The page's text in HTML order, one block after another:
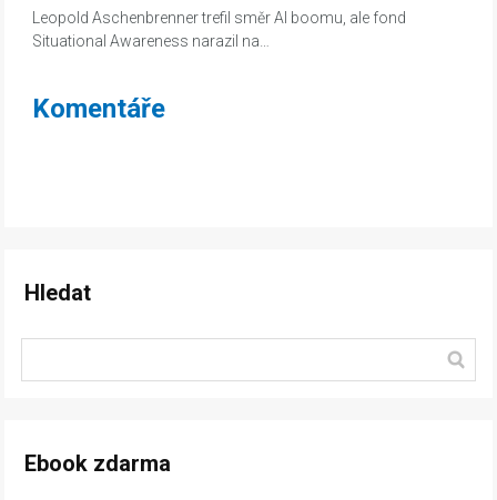
Leopold Aschenbrenner trefil směr AI boomu, ale fond
Situational Awareness narazil na…
Komentáře
Hledat
Ebook zdarma